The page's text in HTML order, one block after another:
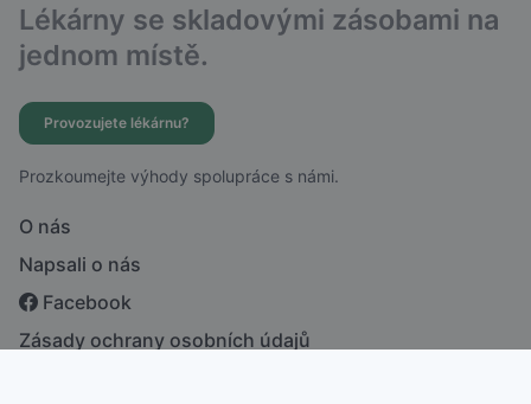
Lékárny se skladovými zásobami na
jednom místě.
Provozujete lékárnu?
Prozkoumejte výhody spolupráce s námi.
O nás
Napsali o nás
Facebook
Zásady ochrany osobních údajů